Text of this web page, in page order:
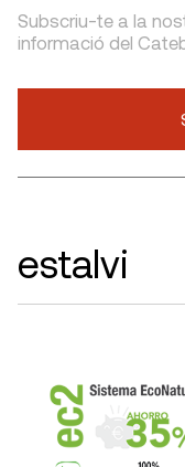
Subscriu-te a la
informació del
estalvi